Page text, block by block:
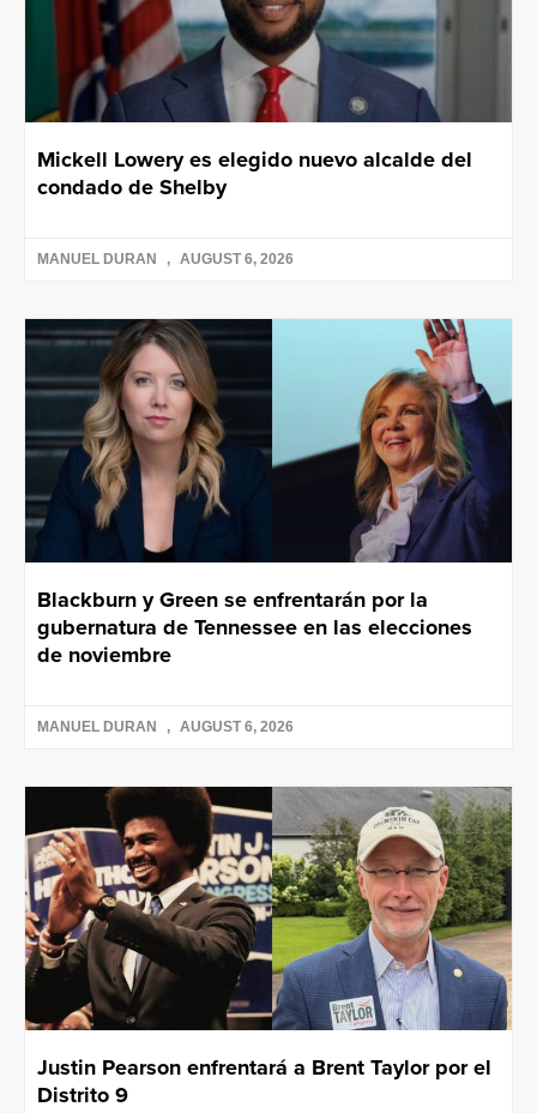
Mickell Lowery es elegido nuevo alcalde del
condado de Shelby
MANUEL DURAN AUGUST 6, 2026
Blackburn y Green se enfrentarán por la
gubernatura de Tennessee en las elecciones
de noviembre
MANUEL DURAN AUGUST 6, 2026
Justin Pearson enfrentará a Brent Taylor por el
Distrito 9